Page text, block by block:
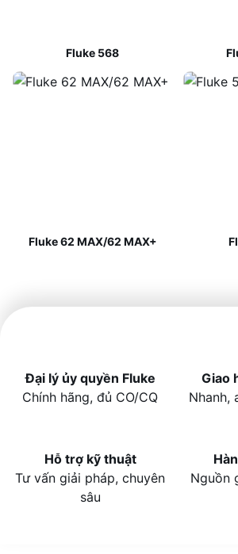
Fluke 568
Fluke 62 MAX/62 MAX+
Đại lý ủy quyền Fluke
Chính hãng, đủ CO/CQ
Giao
Nhanh,
Hỗ trợ kỹ thuật
Tư vấn giải pháp, chuyên
sâu
Nguồn